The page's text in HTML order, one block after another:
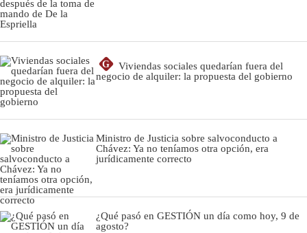
G
Viviendas sociales quedarían fuera del
negocio de alquiler: la propuesta del gobierno
Ministro de Justicia sobre salvoconducto a
Chávez: Ya no teníamos otra opción, era
jurídicamente correcto
¿Qué pasó en GESTIÓN un día como hoy, 9 de
agosto?